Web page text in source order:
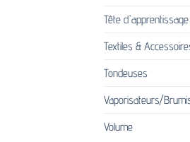
Tête
Textiles &
Tondeuses
Vaporisateurs/
Volume